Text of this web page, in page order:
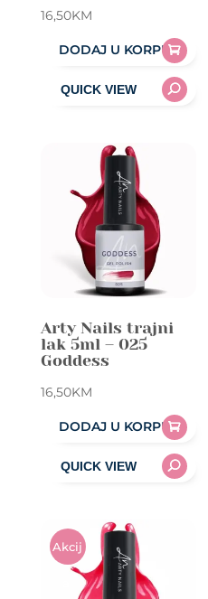
16,50KM
DODAJ U KORPU
Arty Nails trajni
lak 5ml – 025
Goddess
16,50KM
DODAJ U KORPU
Akcij